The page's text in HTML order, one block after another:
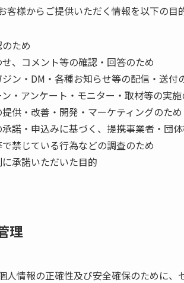
客様からご提供いただく情報を以下の目
ため
、コメント等の確認・回答のため
ジン・DM・各種お知らせ等の配信・送付
・アンケート・モニター・取材等の実施
供・改善・開発・マーケティングのため
諾・申込みに基づく、提携事業者・団
禁じている行為などの調査のため
承諾いただいた目的
理
人情報の正確性及び安全確保のために、